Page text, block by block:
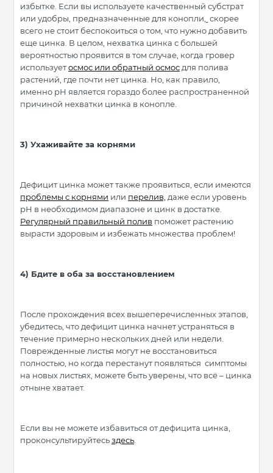
избытке. Если вы используете качественный субстрат
или удобры предназначенные для конопли
скорее
всего не стоит беспокоиться о том, что нужно добавить
еще цинка. В целом, нехватка цинка с большей
вероятностью проявится в том случае, когда гровер
используетосмос или обратный осмос для полива
растений, где почти нет цинка. Но, как правило,
именно рН является гораздо более распространенной
причиной нехватки цинка в конопле.
3) Ухаживайте за корнями
Дефицит цинка может также проявиться, если имеются
проблемы с корнями или перелив, даже если уровень
рН в необходимом диапазоне и цинк в достатке.
Регулярный правильный полив поможет растению
вырасти здоровым и избежать множества проблем!
4) Бдите в оба за восстановлением
После прохождения всех вышеперечисленных этапов,
убедитесь, что дефицит цинка начнет устраняться в
течение примерно нескольких дней или недели.
Поврежденные листья могут не восстановиться
полностью, но когда перестанут появляться симптомы
на новых листьях, можете быть уверены, что всё – цинка
отныне хватает.
Если вы не можете избавиться от дефицита цинка,
проконсультируйтесьздесь